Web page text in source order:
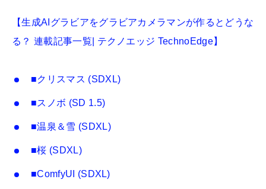
【生成AIグラビアをグラビアカメラマンが作るとどうな
る？ 連載記事一覧| テクノエッジ TechnoEdge】
■クリスマス (SDXL)
■スノボ (SD 1.5)
■温泉＆雪 (SDXL)
■桜 (SDXL)
■ComfyUI (SDXL)